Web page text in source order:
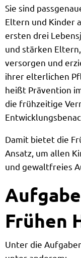
Sie sind
Eltern und Kinder
ersten drei
und stärken
versorgen und
ihrer elterlichen
heißt Prävention
die frühzeitige
Damit bietet die
Ansatz, um allen
und gewaltfreies
Frühen
Unter die